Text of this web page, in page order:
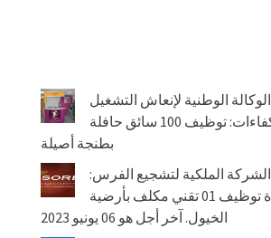
الوكالة الوطنية لإنعاش التشغيل
والكفاءات: توظيف 100 سائق حافلة
بطنجة أصيلة
الشركة الملكية لتشجيع الفرس:
مباراة توظيف 01 تقني مكلف بأرضية
الخيول. آخر أجل هو 06 يونيو 2023